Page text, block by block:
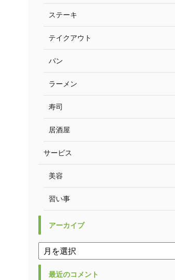
ステーキ
テイクアウト
パン
ラーメン
寿司
居酒屋
サービス
美容
習い事
アーカイブ
最近のコメント